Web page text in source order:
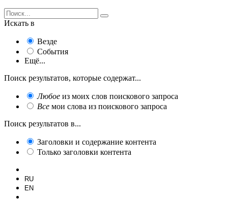
Искать в
Везде
События
Ещё...
Поиск результатов, которые содержат...
Любое из моих слов поискового запроса
Все мои слова из поискового запроса
Поиск результатов в...
Заголовки и содержание контента
Только заголовки контента
RU
EN